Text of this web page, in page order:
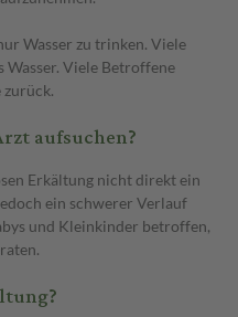
Wasser zu trinken. Viele
Viele Betroffene
aufsuchen?
Erkältung nicht direkt ein
ein schwerer Verlauf
und Kleinkinder betroffen,